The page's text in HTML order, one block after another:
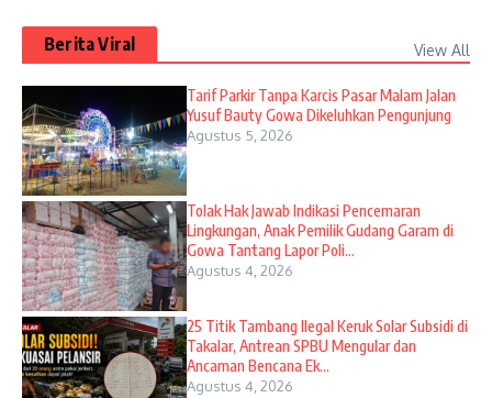
Berita Viral View All
Tarif Parkir Tanpa Karcis Pasar Malam Jalan
Yusuf Bauty Gowa Dikeluhkan Pengunjung
Agustus 5, 2026
Tolak Hak Jawab Indikasi Pencemaran
Lingkungan, Anak Pemilik Gudang Garam di
Gowa Tantang Lapor Poli...
Agustus 4, 2026
25 Titik Tambang Ilegal Keruk Solar Subsidi di
Takalar, Antrean SPBU Mengular dan
Ancaman Bencana Ek...
Agustus 4, 2026